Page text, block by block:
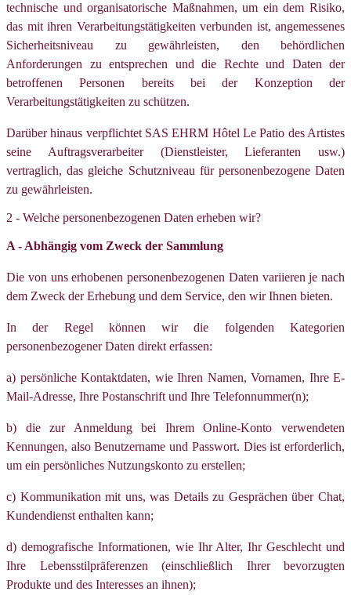
technische und organisatorische Maßnahmen, um ein dem Risiko,
das mit ihren Verarbeitungstätigkeiten verbunden ist, angemessenes
Sicherheitsniveau zu gewährleisten, den behördlichen
Anforderungen zu entsprechen und die Rechte und Daten der
betroffenen Personen bereits bei der Konzeption der
Verarbeitungstätigkeiten zu schützen.
Darüber hinaus verpflichtet SAS EHRM Hôtel Le Patio des Artistes
seine Auftragsverarbeiter (Dienstleister, Lieferanten usw.)
vertraglich, das gleiche Schutzniveau für personenbezogene Daten
zu gewährleisten.
2 - Welche personenbezogenen Daten erheben wir?
A - Abhängig vom Zweck der Sammlung
Die von uns erhobenen personenbezogenen Daten variieren je nach
dem Zweck der Erhebung und dem Service, den wir Ihnen bieten.
In der Regel können wir die folgenden Kategorien
personenbezogener Daten direkt erfassen:
a) persönliche Kontaktdaten, wie Ihren Namen, Vornamen, Ihre E-
Mail-Adresse, Ihre Postanschrift und Ihre Telefonnummer(n);
b) die zur Anmeldung bei Ihrem Online-Konto verwendeten
Kennungen, also Benutzername und Passwort. Dies ist erforderlich,
um ein persönliches Nutzungskonto zu erstellen;
c) Kommunikation mit uns, was Details zu Gesprächen über Chat,
Kundendienst enthalten kann;
d) demografische Informationen, wie Ihr Alter, Ihr Geschlecht und
Ihre Lebensstilpräferenzen (einschließlich Ihrer bevorzugten
Produkte und des Interesses an ihnen);